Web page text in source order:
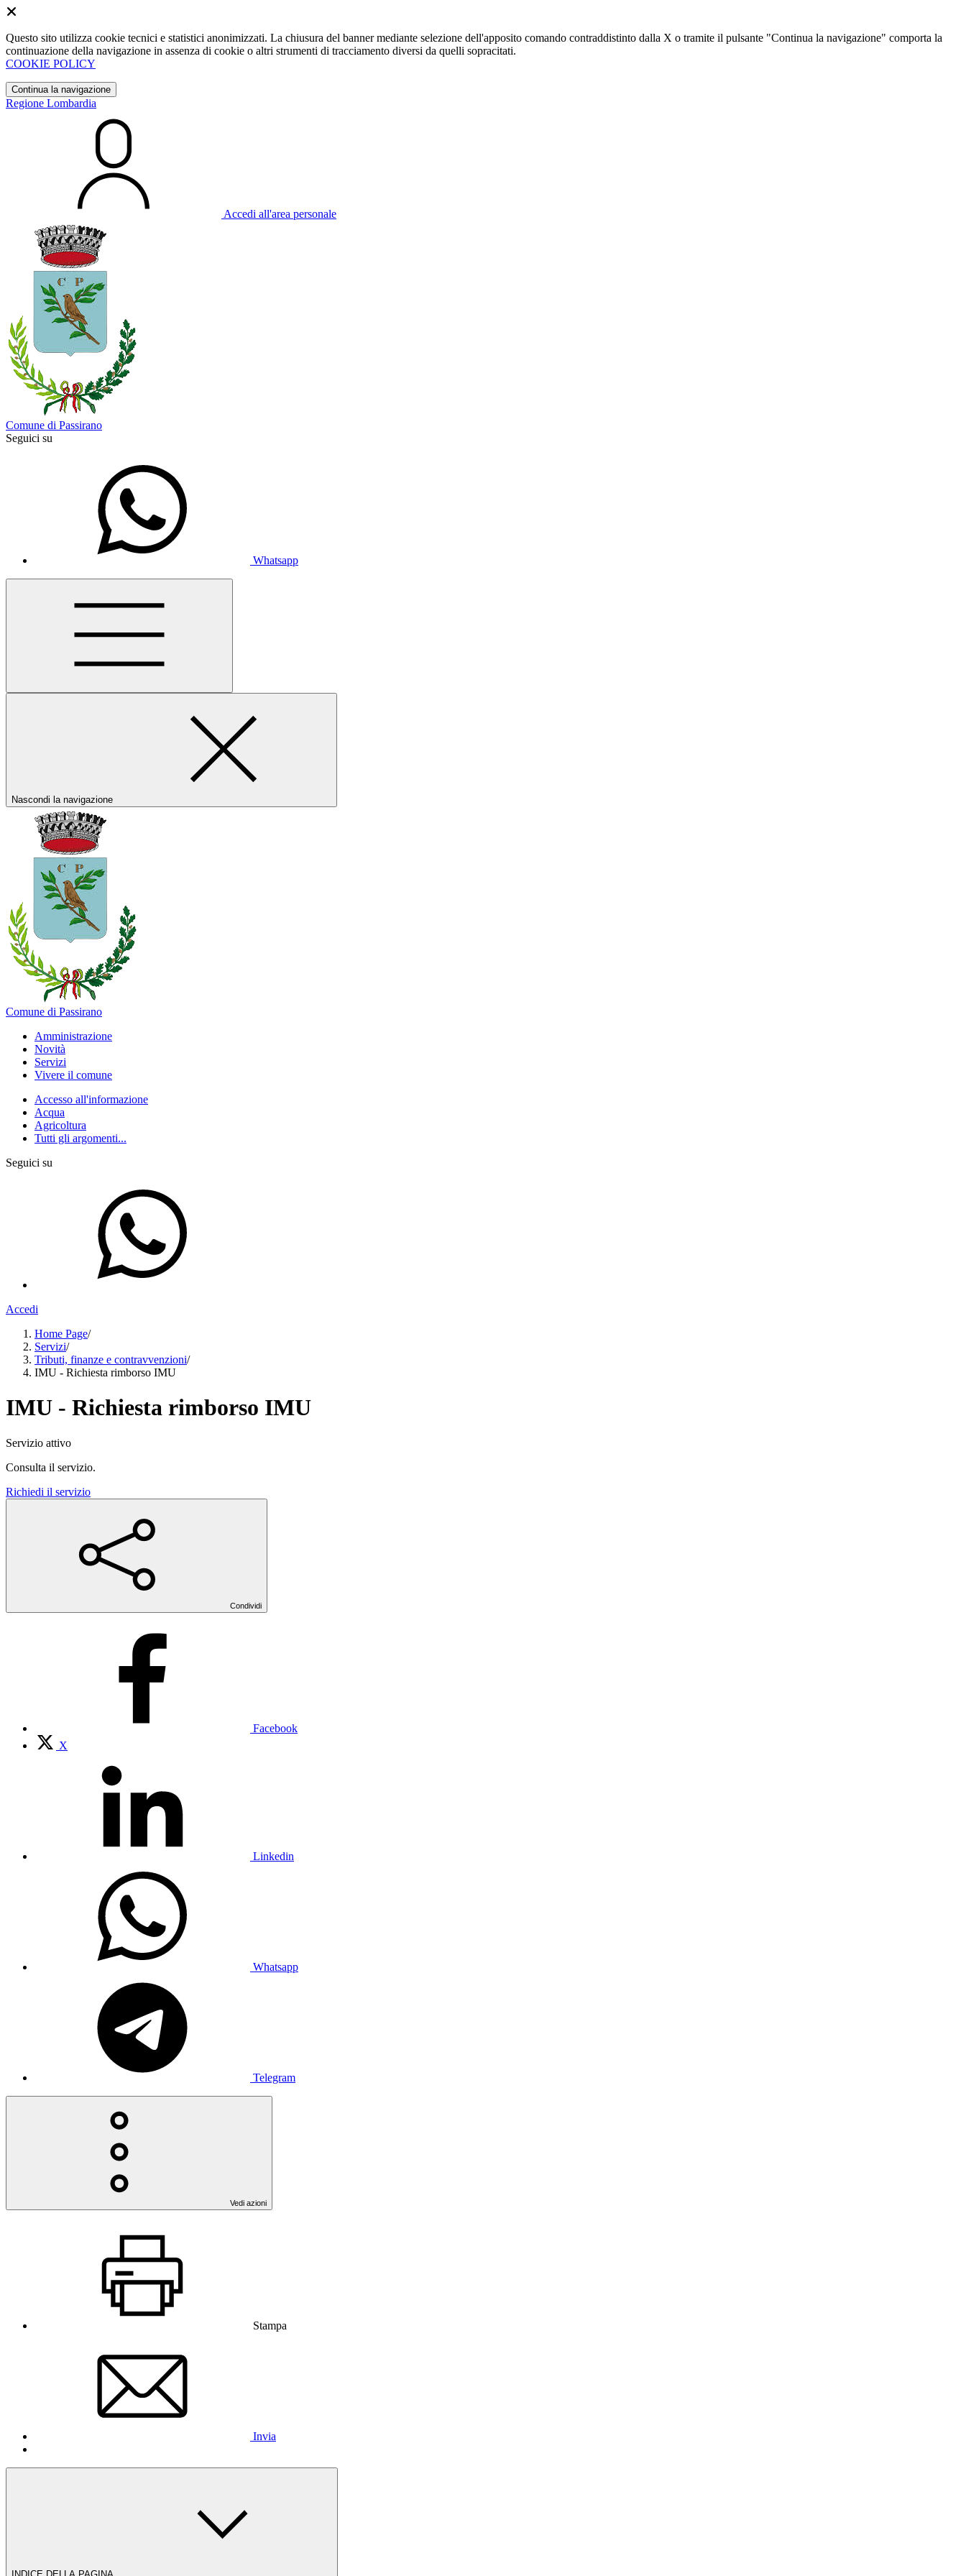
Questo sito utilizza cookie tecnici e statistici anonimizzati. La chiusura del banner mediante selezione dell'apposito comando contraddistinto dalla X o tramite il pulsante "Continua la navigazione" comporta la
continuazione della navigazione in assenza di cookie o altri strumenti di tracciamento diversi da quelli sopracitati.
COOKIE POLICY
Continua la navigazione
Regione Lombardia
Accedi all'area personale
Comune di Passirano
Seguici su
Whatsapp
Nascondi la navigazione
Comune di Passirano
Amministrazione
Novità
Servizi
Vivere il comune
Accesso all'informazione
Acqua
Agricoltura
Tutti gli argomenti...
Seguici su
Accedi
Home Page/
Servizi/
Tributi, finanze e contravvenzioni/
IMU - Richiesta rimborso IMU
IMU - Richiesta rimborso IMU
Servizio attivo
Consulta il servizio.
Richiedi il servizio
Condividi
Facebook
X
Linkedin
Whatsapp
Telegram
Vedi azioni
Stampa
Invia